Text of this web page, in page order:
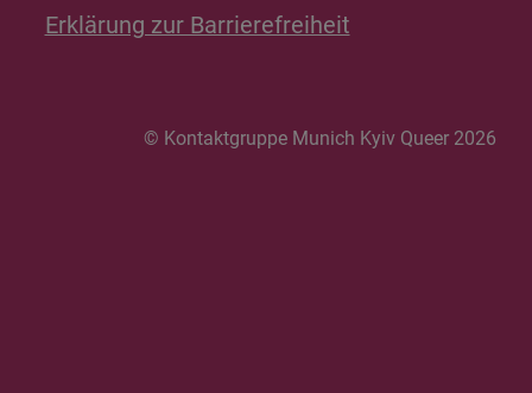
Erklärung zur Barrierefreiheit
© Kontaktgruppe Munich Kyiv Queer 2026